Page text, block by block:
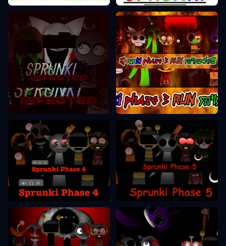
Sprunki Phase 2
Sprunki Phase 3
Sprunki Phase 4 Sprunki Phase 5